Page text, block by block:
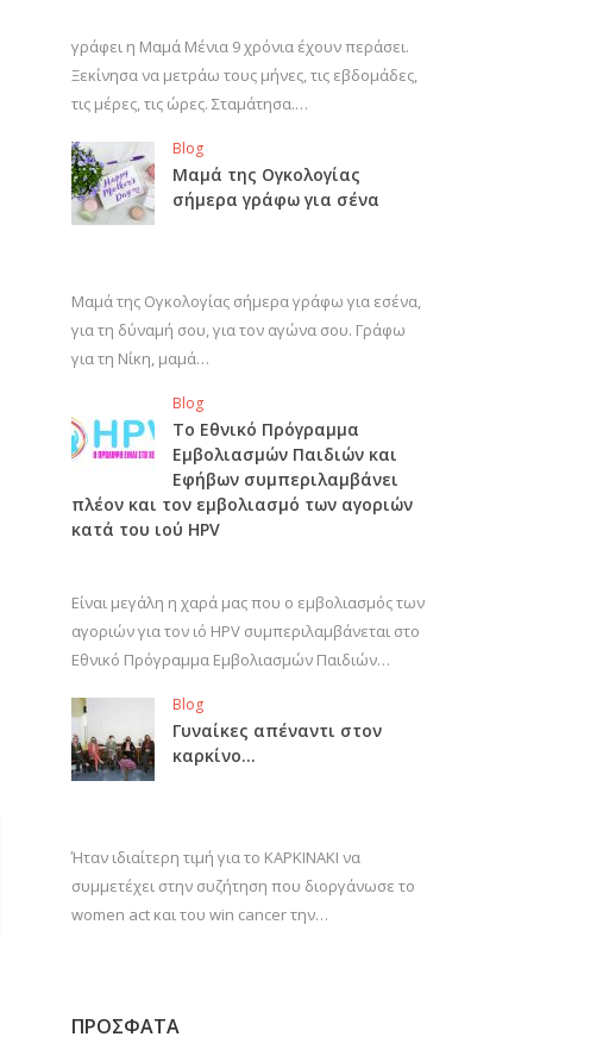
γράφει η Μαμά Μένια 9 χρόνια έχουν περάσει.
Ξεκίνησα να μετράω τους μήνες, τις εβδομάδες,
τις μέρες, τις ώρες. Σταμάτησα.…
Blog
Μαμά της Ογκολογίας
σήμερα γράφω για σένα
Μαμά της Ογκολογίας σήμερα γράφω για εσένα,
για τη δύναμή σου, για τον αγώνα σου. Γράφω
για τη Νίκη, μαμά…
Blog
Το Εθνικό Πρόγραμμα
Εμβολιασμών Παιδιών και
Εφήβων συμπεριλαμβάνει
πλέον και τον εμβολιασμό των αγοριών
κατά του ιού HPV
Είναι μεγάλη η χαρά μας που ο εμβολιασμός των
αγοριών για τον ιό HPV συμπεριλαμβάνεται στο
Εθνικό Πρόγραμμα Εμβολιασμών Παιδιών…
Blog
Γυναίκες απέναντι στον
καρκίνο…
Ήταν ιδιαίτερη τιμή για το ΚΑΡΚΙΝΑΚΙ να
συμμετέχει στην συζήτηση που διοργάνωσε το
women act και του win cancer την…
ΠΡΟΣΦΑΤΑ